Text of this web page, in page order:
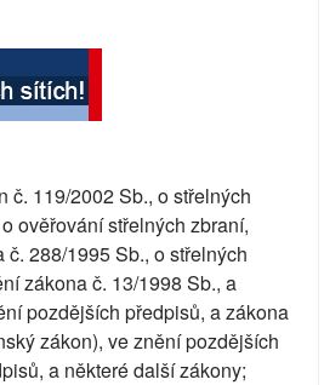
č. 119/2002 Sb., o střelných
ověřování střelných zbraní,
288/1995 Sb., o střelných
zákona č. 13/1998 Sb., a
pozdějších předpisů, a zákona
zákon), ve znění pozdějších
a některé další zákony;